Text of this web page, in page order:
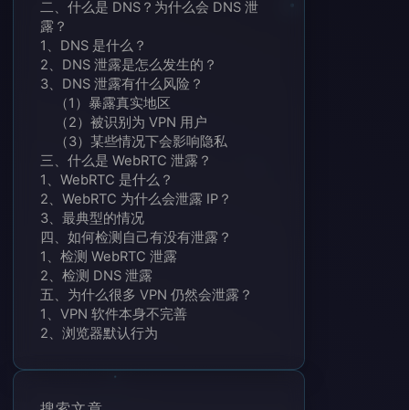
二、什么是 DNS？为什么会 DNS 泄
露？
1、DNS 是什么？
2、DNS 泄露是怎么发生的？
3、DNS 泄露有什么风险？
（1）暴露真实地区
（2）被识别为 VPN 用户
（3）某些情况下会影响隐私
三、什么是 WebRTC 泄露？
1、WebRTC 是什么？
2、WebRTC 为什么会泄露 IP？
3、最典型的情况
四、如何检测自己有没有泄露？
1、检测 WebRTC 泄露
2、检测 DNS 泄露
五、为什么很多 VPN 仍然会泄露？
1、VPN 软件本身不完善
2、浏览器默认行为
4、系统 DNS 优先级问题